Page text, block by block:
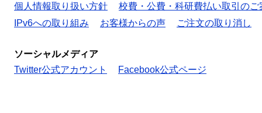
個人情報取り扱い方針
校費・公費・科研費払い取引のご
IPv6への取り組み
お客様からの声 ご注文の取り消し
ソーシャルメディア
Twitter公式アカウント
Facebook公式ページ